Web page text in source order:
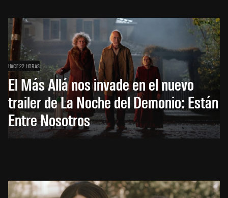
HACE 22 HORAS
El Más Allá nos invade en el nuevo
trailer de La Noche del Demonio: Están
Entre Nosotros